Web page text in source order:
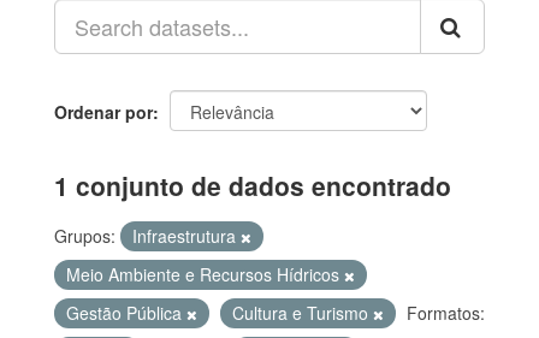
Ordenar por
1 conjunto de dados encontrado
Grupos:
Infraestrutura
Meio Ambiente e Recursos Hídricos
Gestão Pública
Cultura e Turismo
Formatos: